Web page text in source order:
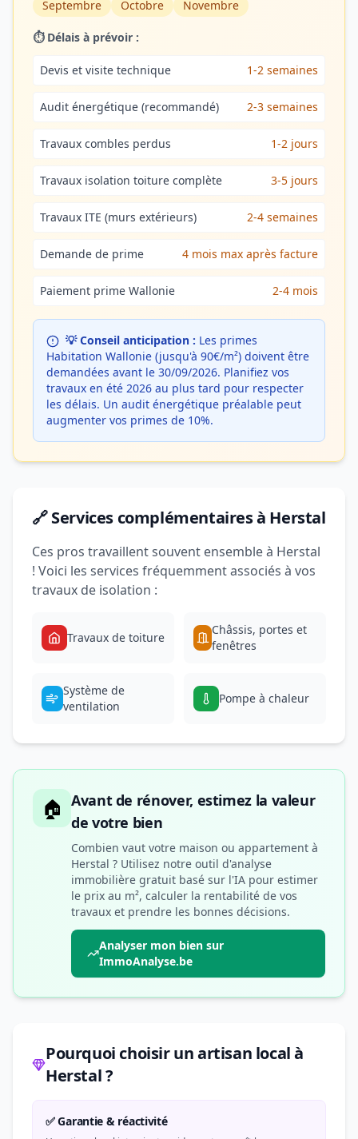
Septembre Octobre Novembre
⏱️ Délais à prévoir :
Devis et visite technique 1-2 semaines
Audit énergétique (recommandé) 2-3 semaines
Travaux combles perdus 1-2 jours
Travaux isolation toiture complète 3-5 jours
Travaux ITE (murs extérieurs) 2-4 semaines
Demande de prime 4 mois max après facture
Paiement prime Wallonie 2-4 mois
💡 Conseil anticipation : Les primes
Habitation Wallonie (jusqu'à 90€/m²) doivent être
demandées avant le 30/09/2026. Planifiez vos
travaux en été 2026 au plus tard pour respecter
les délais. Un audit énergétique préalable peut
augmenter vos primes de 10%.
🔗 Services complémentaires à Herstal
Ces pros travaillent souvent ensemble à Herstal
! Voici les services fréquemment associés à vos
travaux de isolation :
Travaux de toiture
Châssis, portes et
fenêtres
Système de
ventilation
Pompe à chaleur
🏠 Avant de rénover, estimez la valeur
de votre bien
Combien vaut votre maison ou appartement à
Herstal ? Utilisez notre outil d'analyse
immobilière gratuit basé sur l'IA pour estimer
le prix au m², calculer la rentabilité de vos
travaux et prendre les bonnes décisions.
Analyser mon bien sur
ImmoAnalyse.be
Pourquoi choisir un artisan local à
Herstal ?
✅ Garantie & réactivité